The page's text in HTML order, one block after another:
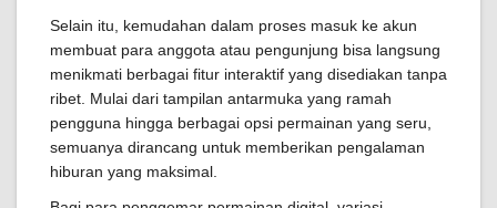
Selain itu, kemudahan dalam proses masuk ke akun
membuat para anggota atau pengunjung bisa langsung
menikmati berbagai fitur interaktif yang disediakan tanpa
ribet. Mulai dari tampilan antarmuka yang ramah
pengguna hingga berbagai opsi permainan yang seru,
semuanya dirancang untuk memberikan pengalaman
hiburan yang maksimal.